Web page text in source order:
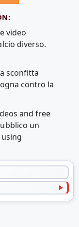
video
diverso.
sconfitta
contro la
and free
un